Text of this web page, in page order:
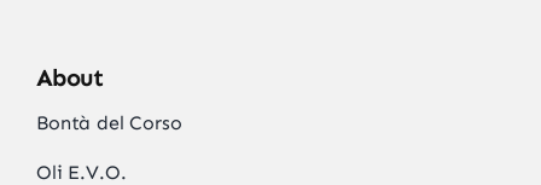
About
Bontà del Corso
Oli E.V.O.